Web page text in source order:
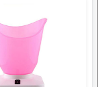
تشخیصی
آموزشی